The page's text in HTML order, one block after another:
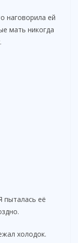
наговорила ей
мать никогда
пыталась её
холодок.